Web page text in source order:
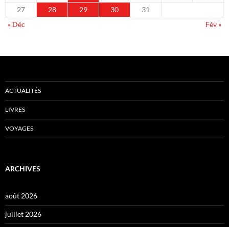
27
28 29 30
31
« Déc
Fév »
ACTUALITÉS
LIVRES
VOYAGES
ARCHIVES
août 2026
juillet 2026